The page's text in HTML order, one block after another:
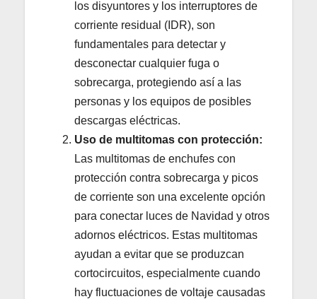
los disyuntores y los interruptores de
corriente residual (IDR), son
fundamentales para detectar y
desconectar cualquier fuga o
sobrecarga, protegiendo así a las
personas y los equipos de posibles
descargas eléctricas.
Uso de multitomas con protección:
Las multitomas de enchufes con
protección contra sobrecarga y picos
de corriente son una excelente opción
para conectar luces de Navidad y otros
adornos eléctricos. Estas multitomas
ayudan a evitar que se produzcan
cortocircuitos, especialmente cuando
hay fluctuaciones de voltaje causadas